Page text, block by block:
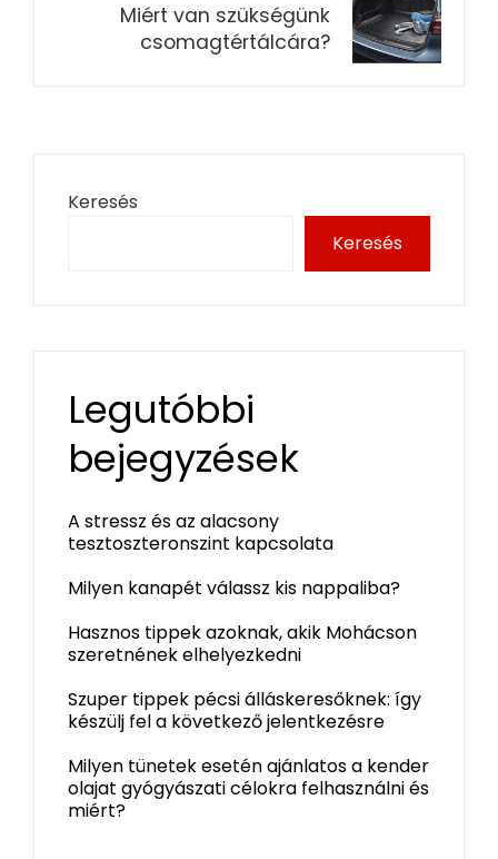
Miért van szükségünk
csomagtértálcára?
Keresés
Keresés
Legutóbbi
bejegyzések
A stressz és az alacsony
tesztoszteronszint kapcsolata
Milyen kanapét válassz kis nappaliba?
Hasznos tippek azoknak, akik Mohácson
szeretnének elhelyezkedni
Szuper tippek pécsi álláskeresőknek: így
készülj fel a következő jelentkezésre
Milyen tünetek esetén ajánlatos a kender
olajat gyógyászati célokra felhasználni és
miért?